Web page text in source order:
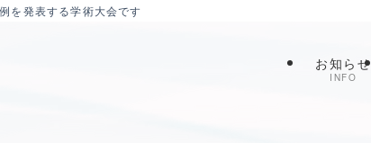
を発表する学術大会です
お知らせ
INFO